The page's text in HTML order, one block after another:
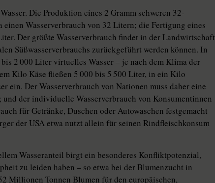
Die Produktion eines 2 Gramm schweren 32-
Wasserverbrauch von 32 Litern; die Fertigung eines
Der größte Wasserverbrauch findet in der Landwirtschaft
Süßwasserverbrauchs zurückgeführt werden können. In
2 000 Liter virtuelles Wasser – je nach dem Klima der
Kilo Käse fließen 5 000 bis 5 500 Liter, in ein Kilo
ein. Der Wasserverbrauch von Nationen muss daher eine
der individuelle Wasserverbrauch von Konsumentinnen
für Getränke, Duschen oder Autowaschen festgemacht
der USA etwa nutzt allein für seinen Rindfleischkonsum
Wasseranteil birgt ein besonderes Konfliktpotenzial,
zu leiden haben – so etwa bei der Blumenzucht in
Millionen Tonnen Blumen für den europäischen,